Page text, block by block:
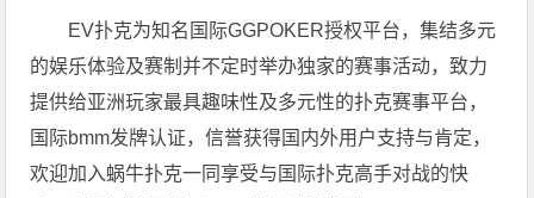
EV扑克为知名国际GGPOKER授权平台，集结多元
的娱乐体验及赛制并不定时举办独家的赛事活动，致力
提供给亚洲玩家最具趣味性及多元性的扑克赛事平台，
国际bmm发牌认证，信誉获得国内外用户支持与肯定，
欢迎加入蜗牛扑克一同享受与国际扑克高手对战的快